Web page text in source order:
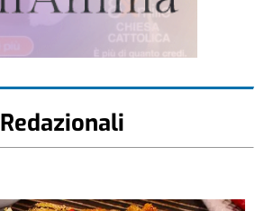
Redazionali